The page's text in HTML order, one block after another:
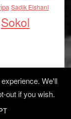
Sadik Elshani
Sokol
We'll
out if you wish.